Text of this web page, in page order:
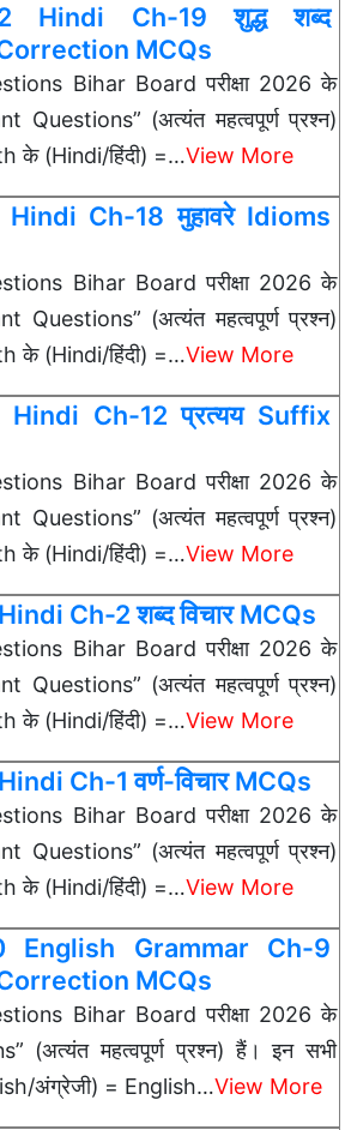
Hindi Ch-19 शुद्ध शब्द
MCQs
Bihar Board परीक्षा 2026 के
Questions” (अत्यंत महत्वपूर्ण प्रश्न)
के (Hindi/हिंदी) =…View More
Ch-18 मुहावरे Idioms
Bihar Board परीक्षा 2026 के
Questions” (अत्यंत महत्वपूर्ण प्रश्न)
के (Hindi/हिंदी) =…View More
Hindi Ch-12 प्रत्यय Suffix
Bihar Board परीक्षा 2026 के
Questions” (अत्यंत महत्वपूर्ण प्रश्न)
के (Hindi/हिंदी) =…View More
Ch-2 शब्द विचार MCQs
Bihar Board परीक्षा 2026 के
Questions” (अत्यंत महत्वपूर्ण प्रश्न)
के (Hindi/हिंदी) =…View More
Ch-1 वर्ण-विचार MCQs
Bihar Board परीक्षा 2026 के
Questions” (अत्यंत महत्वपूर्ण प्रश्न)
के (Hindi/हिंदी) =…View More
English Grammar Ch-9
MCQs
Bihar Board परीक्षा 2026 के
(अत्यंत महत्वपूर्ण प्रश्न) हैं। इन सभी
अंग्रेजी) = English…View More